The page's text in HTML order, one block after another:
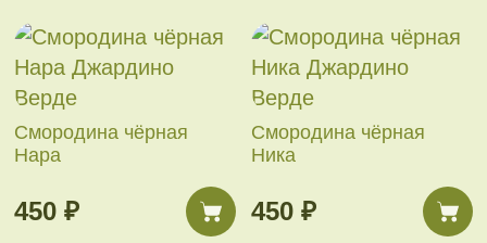
Смородина чёрная
Нара
450 ₽
Смородина чёрная
Ника
450 ₽